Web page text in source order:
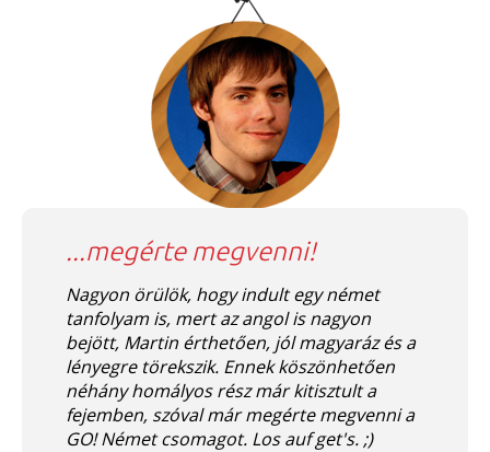
...megérte megvenni!
Nagyon örülök, hogy indult egy német
tanfolyam is, mert az angol is nagyon
bejött, Martin érthetően, jól magyaráz és a
lényegre törekszik. Ennek köszönhetően
néhány homályos rész már kitisztult a
fejemben, szóval már megérte megvenni a
GO! Német csomagot. Los auf get's. ;)